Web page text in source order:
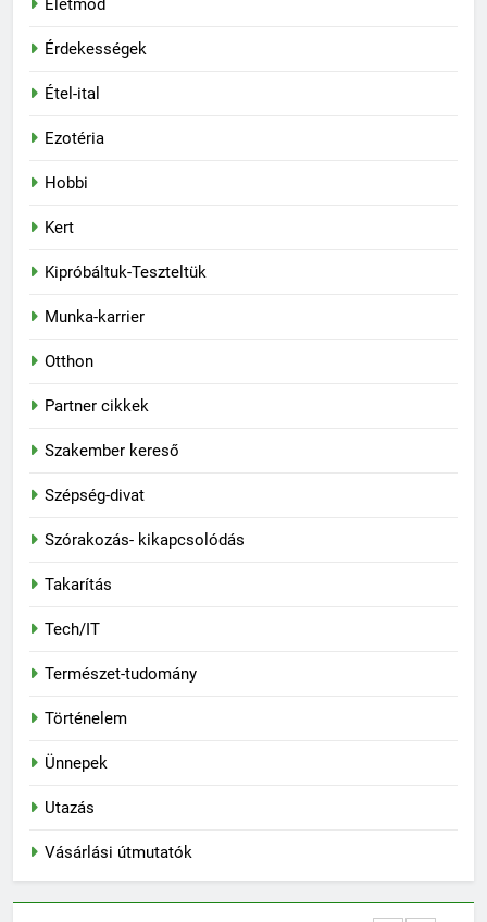
Életmód
Érdekességek
Étel-ital
Ezotéria
Hobbi
Kert
Kipróbáltuk-Teszteltük
Munka-karrier
Otthon
Partner cikkek
Szakember kereső
Szépség-divat
Szórakozás- kikapcsolódás
Takarítás
Tech/IT
Természet-tudomány
Történelem
Ünnepek
Utazás
Vásárlási útmutatók